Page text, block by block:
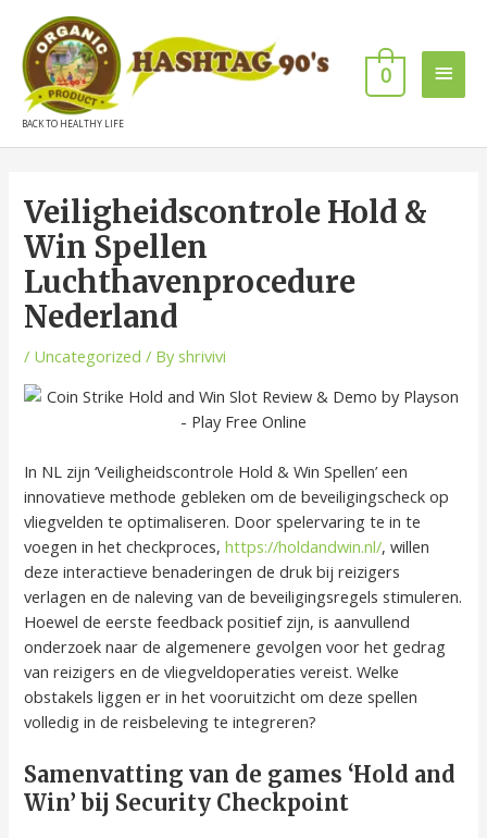
BACK TO HEALTHY LIFE
0
Veiligheidscontrole Hold &
Win Spellen
Luchthavenprocedure
Nederland
/ Uncategorized / By shrivivi
In NL zijn ‘Veiligheidscontrole Hold & Win Spellen’ een
innovatieve methode gebleken om de beveiligingscheck op
vliegvelden te optimaliseren. Door spelervaring te in te
voegen in het checkproces,https://holdandwin.nl/, willen
deze interactieve benaderingen de druk bij reizigers
verlagen en de naleving van de beveiligingsregels stimuleren.
Hoewel de eerste feedback positief zijn, is aanvullend
onderzoek naar de algemenere gevolgen voor het gedrag
van reizigers en de vliegveldoperaties vereist. Welke
obstakels liggen er in het vooruitzicht om deze spellen
volledig in de reisbeleving te integreren?
Samenvatting van de games ‘Hold and
Win’ bij Security Checkpoint